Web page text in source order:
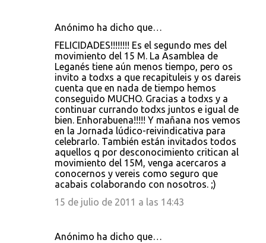
Anónimo ha dicho que…
FELICIDADES!!!!!!!! Es el segundo mes del
movimiento del 15 M. La Asamblea de
Leganés tiene aún menos tiempo, pero os
invito a todxs a que recapituleis y os dareis
cuenta que en nada de tiempo hemos
conseguido MUCHO. Gracias a todxs y a
continuar currando todxs juntos e igual de
bien. Enhorabuena!!!!! Y mañana nos vemos
en la Jornada lúdico-reivindicativa para
celebrarlo. También están invitados todos
aquellos q por desconocimiento critican al
movimiento del 15M, venga acercaros a
conocernos y vereis como seguro que
acabais colaborando con nosotros. ;)
15 de julio de 2011 a las 14:43
Anónimo ha dicho que…